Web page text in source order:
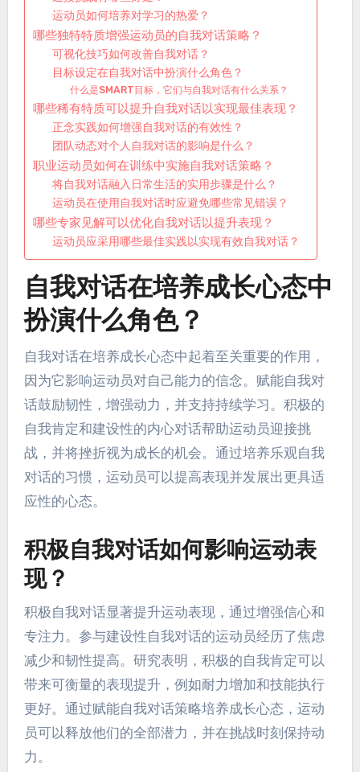
运动员如何培养对学习的热爱？
哪些独特特质增强运动员的自我对话策略？
可视化技巧如何改善自我对话？
目标设定在自我对话中扮演什么角色？
什么是SMART目标，它们与自我对话有什么关系？
哪些稀有特质可以提升自我对话以实现最佳表现？
正念实践如何增强自我对话的有效性？
团队动态对个人自我对话的影响是什么？
职业运动员如何在训练中实施自我对话策略？
将自我对话融入日常生活的实用步骤是什么？
运动员在使用自我对话时应避免哪些常见错误？
哪些专家见解可以优化自我对话以提升表现？
运动员应采用哪些最佳实践以实现有效自我对话？
自我对话在培养成长心态中
扮演什么角色？
自我对话在培养成长心态中起着至关重要的作用，
因为它影响运动员对自己能力的信念。赋能自我对
话鼓励韧性，增强动力，并支持持续学习。积极的
自我肯定和建设性的内心对话帮助运动员迎接挑
战，并将挫折视为成长的机会。通过培养乐观自我
对话的习惯，运动员可以提高表现并发展出更具适
应性的心态。
积极自我对话如何影响运动表
现？
积极自我对话显著提升运动表现，通过增强信心和
专注力。参与建设性自我对话的运动员经历了焦虑
减少和韧性提高。研究表明，积极的自我肯定可以
带来可衡量的表现提升，例如耐力增加和技能执行
更好。通过赋能自我对话策略培养成长心态，运动
员可以释放他们的全部潜力，并在挑战时刻保持动
力。